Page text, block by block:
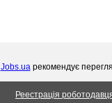
Jobs.uaрекомендує
Реестрація